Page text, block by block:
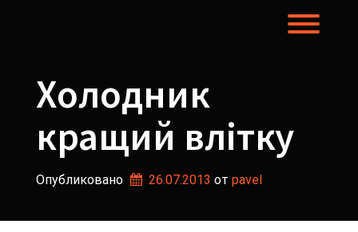
Холодник
кращий влітку
Опубликовано 26.07.2013 от pavel